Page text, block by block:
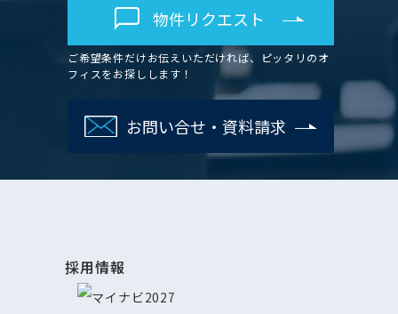
物件リクエスト
ご希望条件だけお伝えいただければ、ピッタリのオ
フィスをお探しします！
お問い合せ・資料請求
採用情報